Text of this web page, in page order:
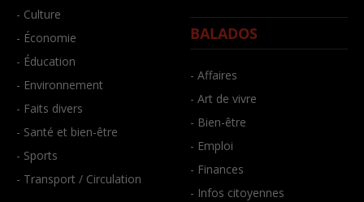
- Culture
- Économie
- Éducation
- Environnement
- Faits divers
- Santé et bien-être
- Sports
- Transport / Circulation
BALADOS
- Affaires
- Art de vivre
- Bien-être
- Emploi
- Finances
- Infos citoyennes